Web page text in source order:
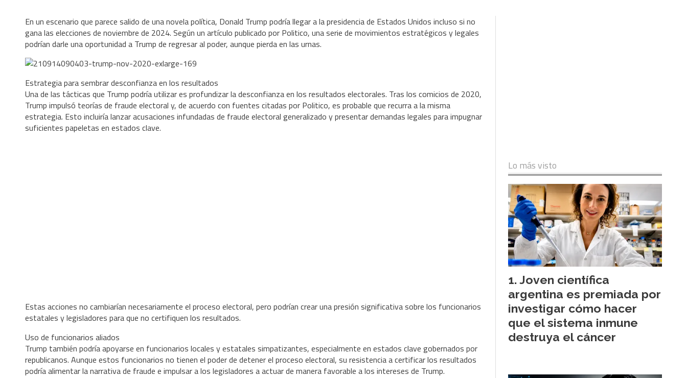
En un escenario que parece salido de una novela política, Donald Trump podría llegar a la presidencia de Estados Unidos incluso si no
gana las elecciones de noviembre de 2024. Según un artículo publicado por Politico, una serie de movimientos estratégicos y legales
podrían darle una oportunidad a Trump de regresar al poder, aunque pierda en las urnas.
Estrategia para sembrar desconfianza en los resultados
Una de las tácticas que Trump podría utilizar es profundizar la desconfianza en los resultados electorales. Tras los comicios de 2020,
Trump impulsó teorías de fraude electoral y, de acuerdo con fuentes citadas por Politico, es probable que recurra a la misma
estrategia. Esto incluiría lanzar acusaciones infundadas de fraude electoral generalizado y presentar demandas legales para impugnar
suficientes papeletas en estados clave.
Estas acciones no cambiarían necesariamente el proceso electoral, pero podrían crear una presión significativa sobre los funcionarios
estatales y legisladores para que no certifiquen los resultados.
Uso de funcionarios aliados
Trump también podría apoyarse en funcionarios locales y estatales simpatizantes, especialmente en estados clave gobernados por
republicanos. Aunque estos funcionarios no tienen el poder de detener el proceso electoral, su resistencia a certificar los resultados
podría alimentar la narrativa de fraude e impulsar a los legisladores a actuar de manera favorable a los intereses de Trump.
Lo más visto
Joven científica
argentina es premiada por
investigar cómo hacer
que el sistema inmune
destruya el cáncer